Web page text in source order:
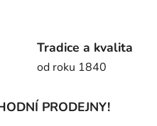
Tradice a kvalita
od roku 1840
PRODEJNY!